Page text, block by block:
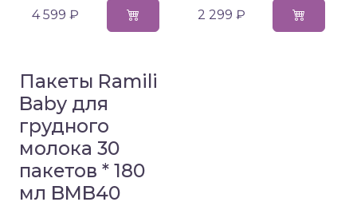
4 599 ₽ 2 299 ₽
Пакеты Ramili
Baby для
грудного
молока 30
пакетов * 180
мл BMB40